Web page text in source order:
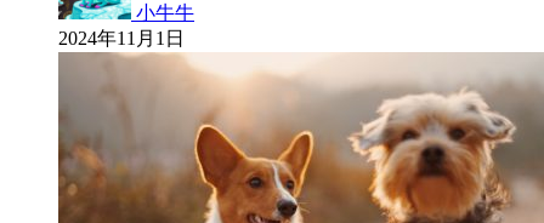
小牛牛
2024年11月1日